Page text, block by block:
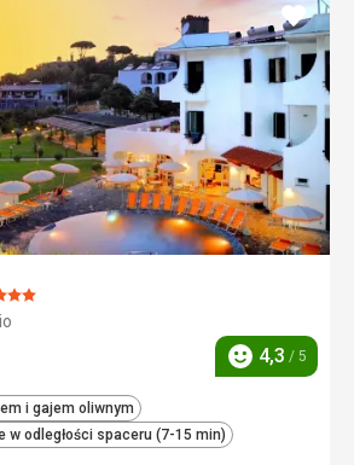
5
Ocena
4,3 / 5
i gajem oliwnym
w odległości spaceru (7-15 min)
dodaj
do